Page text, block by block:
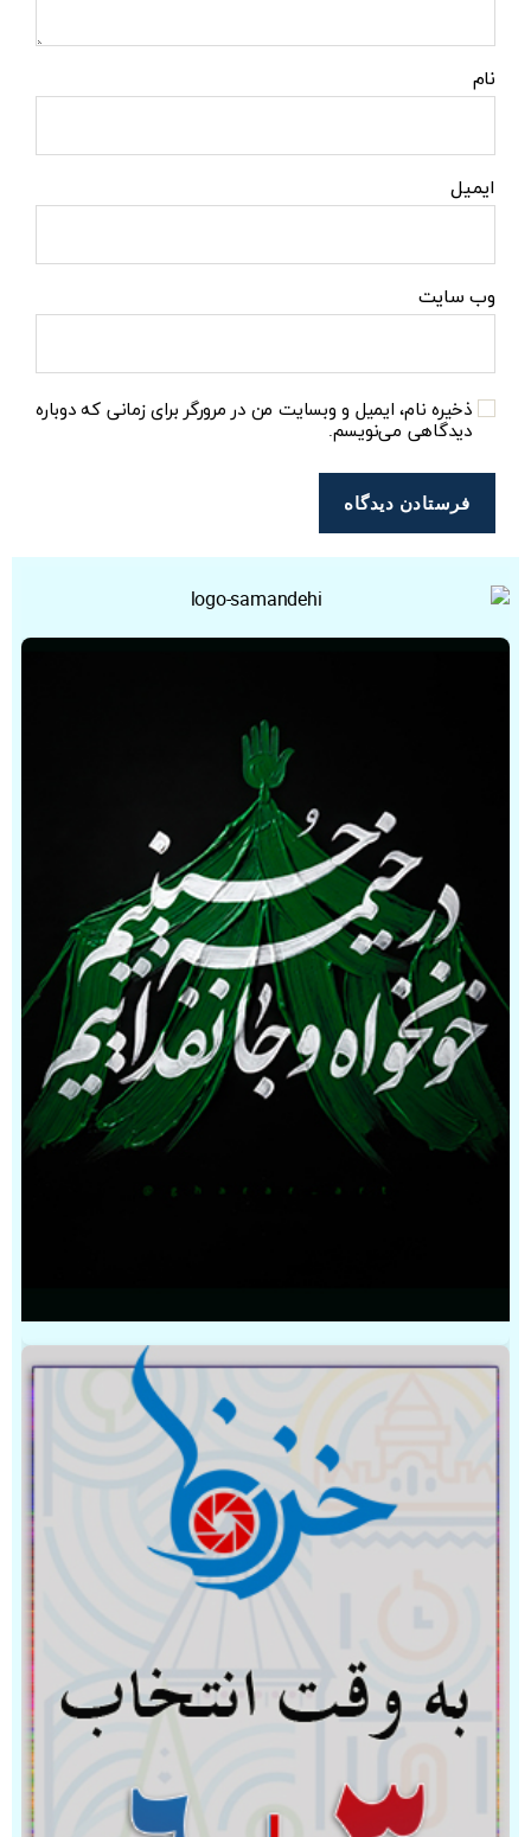
نام
ایمیل
وب‌ سایت
ذخیره نام، ایمیل و وبسایت من در مرورگر برای زمانی که دوباره
دیدگاهی می‌نویسم.